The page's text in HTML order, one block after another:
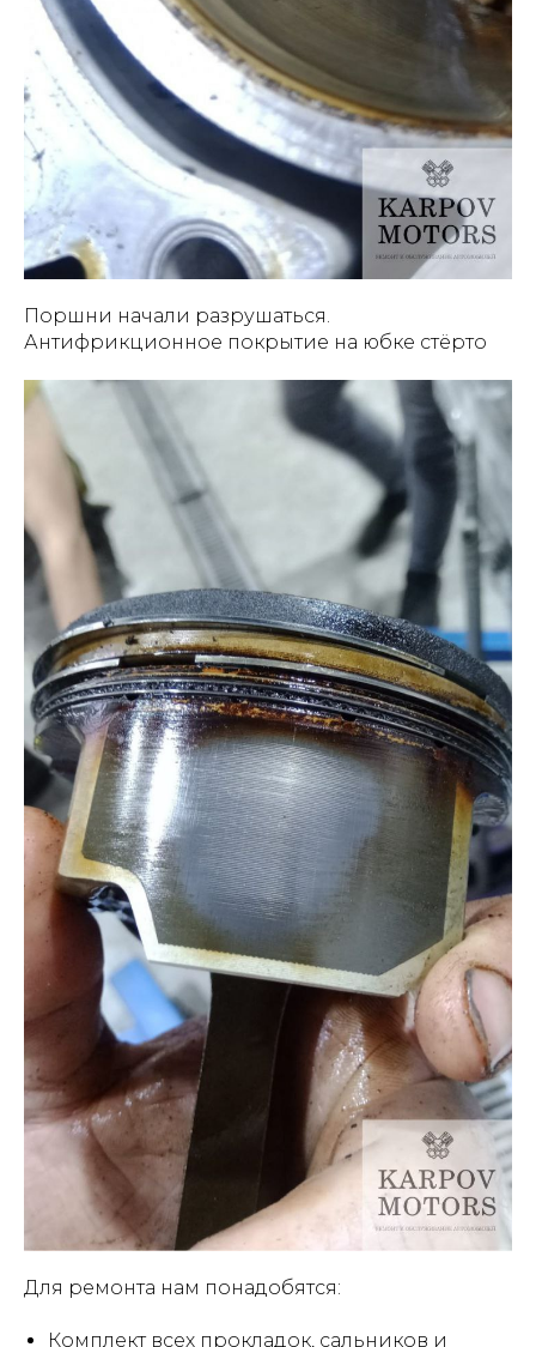
Поршни начали разрушаться.
Антифрикционное покрытие на юбке стёрто
Для ремонта нам понадобятся:
Комплект всех прокладок, сальников и